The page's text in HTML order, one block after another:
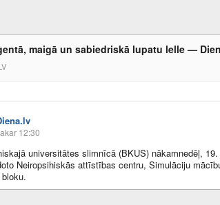
maigā un sabiedriskā lupatu lelle —
12:30
universitātes slimnīcā (BKUS) nākamnedēļ,
Neiropsihiskās attīstības centru, Simulāciju